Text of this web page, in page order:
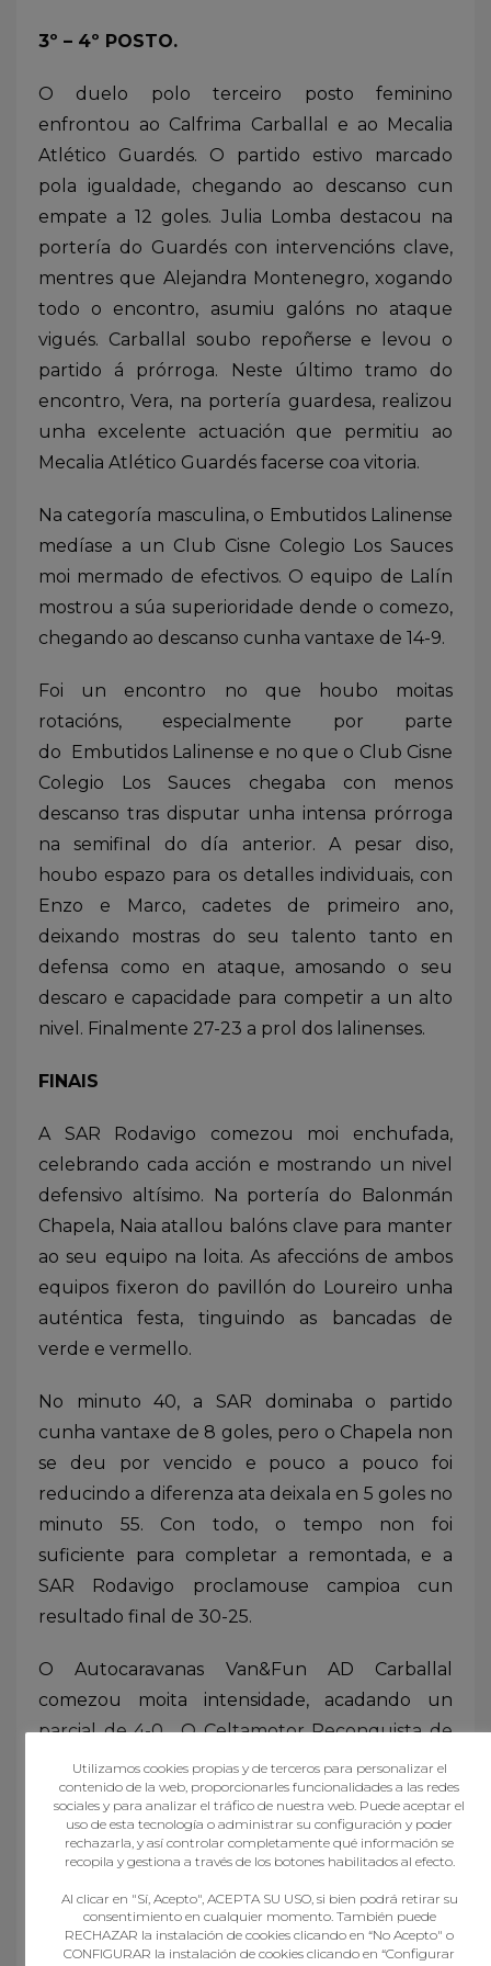
3º – 4º POSTO.
O duelo polo terceiro posto feminino
enfrontou ao Calfrima Carballal e ao Mecalia
Atlético Guardés. O partido estivo marcado
pola igualdade, chegando ao descanso cun
empate a 12 goles. Julia Lomba destacou na
portería do Guardés con intervencións clave,
mentres que Alejandra Montenegro, xogando
todo o encontro, asumiu galóns no ataque
vigués. Carballal soubo repoñerse e levou o
partido á prórroga. Neste último tramo do
encontro, Vera, na portería guardesa, realizou
unha excelente actuación que permitiu ao
Mecalia Atlético Guardés facerse coa vitoria.
Na categoría masculina, o Embutidos Lalinense
medíase a un Club Cisne Colegio Los Sauces
moi mermado de efectivos. O equipo de Lalín
mostrou a súa superioridade dende o comezo,
chegando ao descanso cunha vantaxe de 14-9.
Foi un encontro no que houbo moitas
rotacións, especialmente por parte
do Embutidos Lalinense e no que o Club Cisne
Colegio Los Sauces chegaba con menos
descanso tras disputar unha intensa prórroga
na semifinal do día anterior. A pesar diso,
houbo espazo para os detalles individuais, con
Enzo e Marco, cadetes de primeiro ano,
deixando mostras do seu talento tanto en
defensa como en ataque, amosando o seu
descaro e capacidade para competir a un alto
nivel. Finalmente 27-23 a prol dos lalinenses.
FINAIS
A SAR Rodavigo comezou moi enchufada,
celebrando cada acción e mostrando un nivel
defensivo altísimo. Na portería do Balonmán
Chapela, Naia atallou balóns clave para manter
ao seu equipo na loita. As afeccións de ambos
equipos fixeron do pavillón do Loureiro unha
auténtica festa, tinguindo as bancadas de
verde e vermello.
No minuto 40, a SAR dominaba o partido
cunha vantaxe de 8 goles, pero o Chapela non
se deu por vencido e pouco a pouco foi
reducindo a diferenza ata deixala en 5 goles no
minuto 55. Con todo, o tempo non foi
suficiente para completar a remontada, e a
SAR Rodavigo proclamouse campioa cun
resultado final de 30-25.
O Autocaravanas Van&Fun AD Carballal
comezou moita intensidade, acadando un
parcial de 4-0 . O Celtamotor Reconquista de
Vigo non acadou anotar o seu primeiro gol ata
o minuto 5 de partido. Carballal xogaba
co factor cancha ao seu favor e viuse arriba
dende o primeiro minuto; na metade da
diferenza de 5 tantos (8-3). No minuto 25, o
Reconquista baixou a diferenza a tan só dous
Utilizamos cookies propias y de terceros para personalizar el
contenido de la web, proporcionarles funcionalidades a las redes
sociales y para analizar el tráfico de nuestra web. Puede aceptar el
uso de esta tecnología o administrar su configuración y poder
rechazarla, y así controlar completamente qué información se
recopila y gestiona a través de los botones habilitados al efecto.
Al clicar en "Sí, Acepto", ACEPTA SU USO, si bien podrá retirar su
consentimiento en cualquier momento. También puede
RECHAZAR la instalación de cookies clicando en “No Acepto" o
CONFIGURAR la instalación de cookies clicando en “Configurar